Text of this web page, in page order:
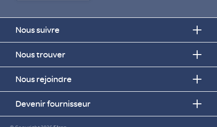
Nous suivre
Nous trouver
Nous rejoindre
Devenir fournisseur